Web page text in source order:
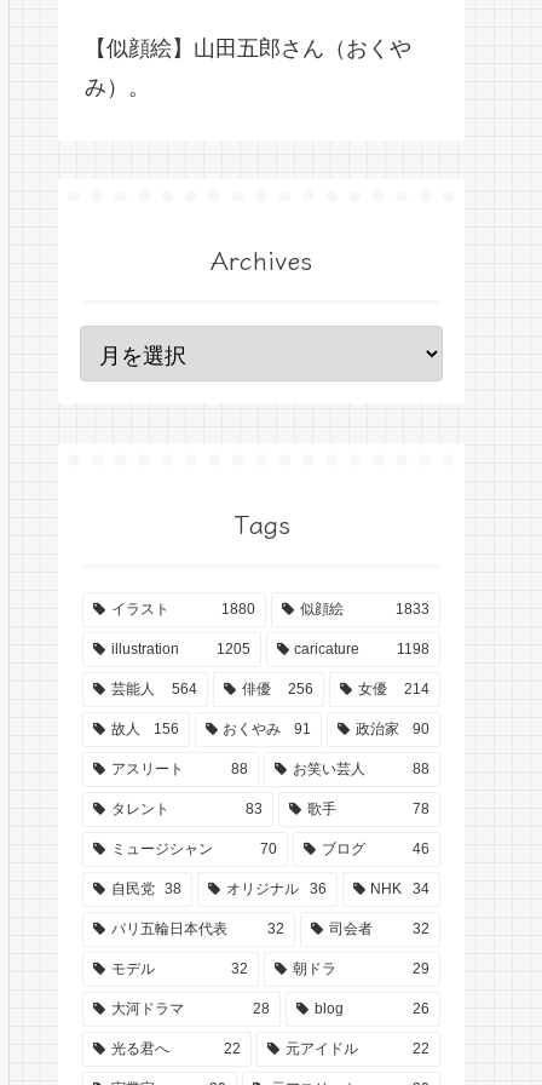
【似顔絵】山田五郎さん（おくや
み）。
Archives
Tags
イラスト 1880 似顔絵 1833
illustration 1205 caricature 1198
芸能人 564 俳優 256 女優 214
故人 156 おくやみ 91 政治家 90
アスリート 88 お笑い芸人 88
タレント 83 歌手 78
ミュージシャン 70 ブログ 46
自民党 38 オリジナル 36 NHK 34
パリ五輪日本代表 32 司会者 32
モデル 32 朝ドラ 29
大河ドラマ 28 blog 26
光る君へ 22 元アイドル 22